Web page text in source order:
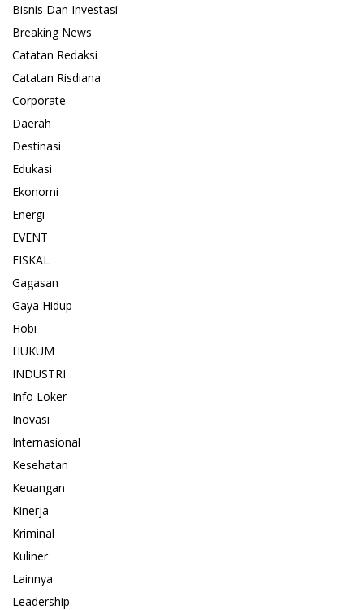
Bisnis Dan Investasi
Breaking News
Catatan Redaksi
Catatan Risdiana
Corporate
Daerah
Destinasi
Edukasi
Ekonomi
Energi
EVENT
FISKAL
Gagasan
Gaya Hidup
Hobi
HUKUM
INDUSTRI
Info Loker
Inovasi
Internasional
Kesehatan
Keuangan
Kinerja
Kriminal
Kuliner
Lainnya
Leadership